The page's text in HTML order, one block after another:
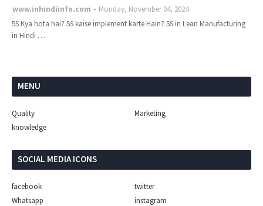
www.inhindiinfo.com
Monday, November 04, 2024
5S Kya hota hai? 5S kaise implement karte Hain? 5S in Lean Manufacturing
in Hindi …
MENU
Quality
Marketing
knowledge
SOCIAL MEDIA ICONS
facebook
twitter
Whatsapp
instagram